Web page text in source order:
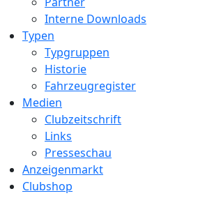
Interne Downloads
Typen
Typgruppen
Historie
Fahrzeugregister
Medien
Clubzeitschrift
Links
Presseschau
Anzeigenmarkt
Clubshop